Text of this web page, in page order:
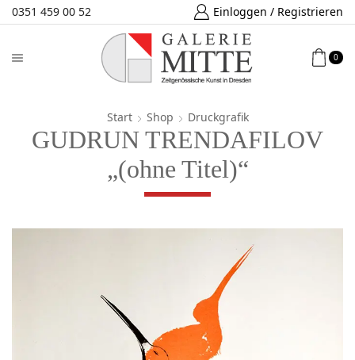
0351 459 00 52 Einloggen / Registrieren
0
Start Shop Druckgrafik
GUDRUN TRENDAFILOV
„(ohne Titel)“